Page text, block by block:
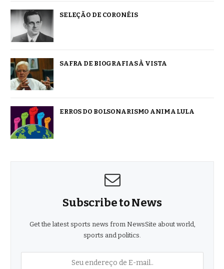
SELEÇÃO DE CORONÉIS
SAFRA DE BIOGRAFIAS À VISTA
ERROS DO BOLSONARISMO ANIMA LULA
Subscribe to News
Get the latest sports news from NewsSite about world,
sports and politics.